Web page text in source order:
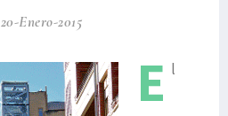
20-Enero-2015
E l